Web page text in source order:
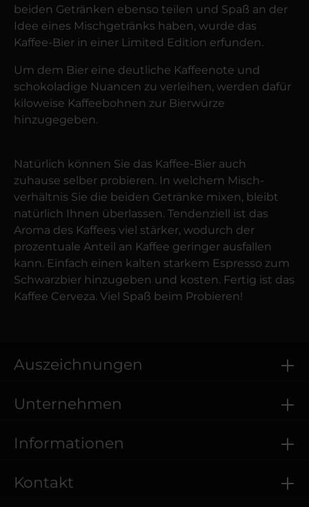
beiden Getränken ebenso teilen und Spaß an der
Idee eines Misch­getränks haben, wurde das
Kaffee-Bier in einer Limited Edition erfunden.
Um dem Bier eine deutliche Kaffeenote und
schokoladige Nuancen zu verleihen, werden dafür
kiloweise Kaffeebohnen zur Bierwürze
hinzugegeben.
Natürlich können Sie das Kaffee-Bier auch
zuhause selber probieren. In welchem Misch­
verhältnis Sie die beiden Getränke mixen, bleibt
natürlich Ihnen überlassen. Tendenziell ist das
Aroma des Kaffees viel stärker, wodurch der
prozentuale Anteil an Kaffee geringer ausfallen
kann. Einfach einen kalten starkem Espresso zum
Schwarz­bier hinzugeben und kosten. Fertig ist das
Kaffee Cerveza. Viel Spaß beim Probieren!
Auszeichnungen
Kontakt
Unternehmen
Informationen